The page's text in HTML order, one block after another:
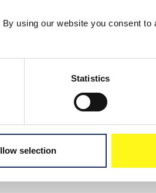
using our website you consent to
Statistics
selection